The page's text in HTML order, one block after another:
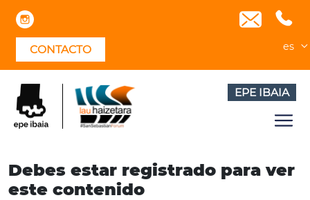
Skip
contentCONTACTO es
EPE IBAIA
Debes estar registrado para ver
este contenido